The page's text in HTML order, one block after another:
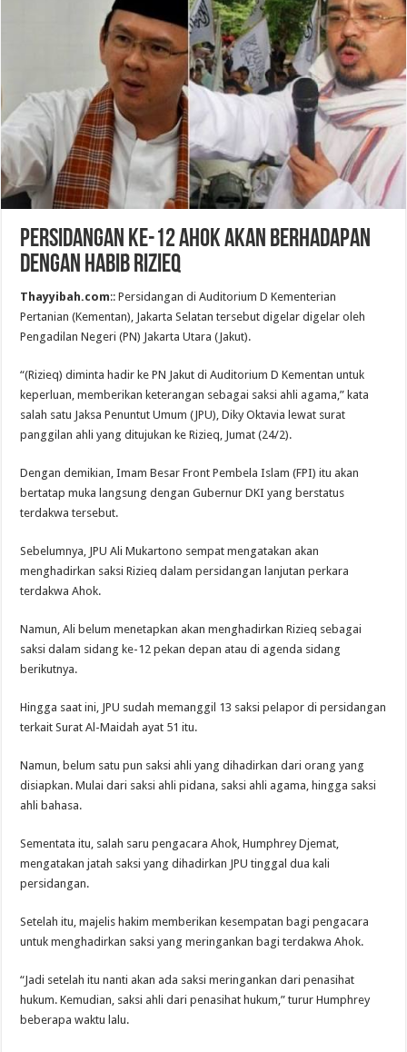
Persidangan ke-12 Ahok akan Berhadapan
dengan Habib Rizieq
Thayyibah.com:: Persidangan di Auditorium D Kementerian
Pertanian (Kementan), Jakarta Selatan tersebut digelar digelar oleh
Pengadilan Negeri (PN) Jakarta Utara (Jakut).
“(Rizieq) diminta hadir ke PN Jakut di Auditorium D Kementan untuk
keperluan, memberikan keterangan sebagai saksi ahli agama,” kata
salah satu Jaksa Penuntut Umum (JPU), Diky Oktavia lewat surat
panggilan ahli yang ditujukan ke Rizieq, Jumat (24/2).
Dengan demikian, Imam Besar Front Pembela Islam (FPI) itu akan
bertatap muka langsung dengan Gubernur DKI yang berstatus
terdakwa tersebut.
Sebelumnya, JPU Ali Mukartono sempat mengatakan akan
menghadirkan saksi Rizieq dalam persidangan lanjutan perkara
terdakwa Ahok.
Namun, Ali belum menetapkan akan menghadirkan Rizieq sebagai
saksi dalam sidang ke-12 pekan depan atau di agenda sidang
berikutnya.
Hingga saat ini, JPU sudah memanggil 13 saksi pelapor di persidangan
terkait Surat Al-Maidah ayat 51 itu.
Namun, belum satu pun saksi ahli yang dihadirkan dari orang yang
disiapkan. Mulai dari saksi ahli pidana, saksi ahli agama, hingga saksi
ahli bahasa.
Sementata itu, salah saru pengacara Ahok, Humphrey Djemat,
mengatakan jatah saksi yang dihadirkan JPU tinggal dua kali
persidangan.
Setelah itu, majelis hakim memberikan kesempatan bagi pengacara
untuk menghadirkan saksi yang meringankan bagi terdakwa Ahok.
“Jadi setelah itu nanti akan ada saksi meringankan dari penasihat
hukum. Kemudian, saksi ahli dari penasihat hukum,” turur Humphrey
beberapa waktu lalu.